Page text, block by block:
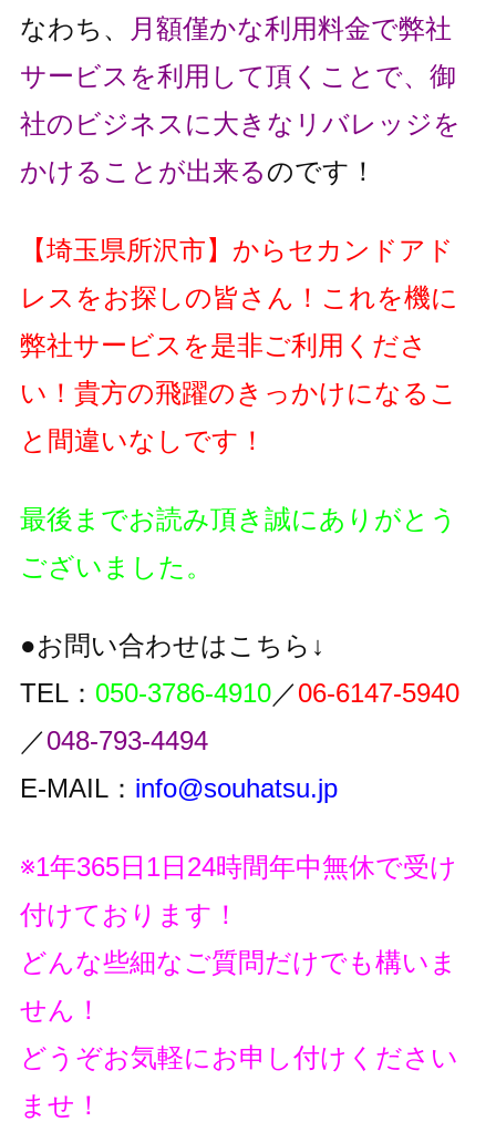
なわち、
月額僅かな利用料金で弊社
サービスを利用して頂くことで、 御
社のビジネスに大きなリバレッジを
かけることが出来るのです！
【埼玉県所沢市】 からセカンドアド
レスをお探しの皆さん！これを機に
弊社サービスを是非ご利用くださ
い！貴方の飛躍のきっかけになるこ
と間違いなしです！
最後までお読み頂き誠にありがとう
ございました。
●お問い合わせはこちら↓
TEL： 050-3786-4910／06-6147-5940
／048-793-4494
E-MAIL： info@souhatsu.jp
※1年365日1日24時間年中無休で受け
付けております！
どんな些細なご質問だけでも構いま
せん！
どうぞお気軽にお申し付けください
ませ！